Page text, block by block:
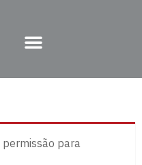
permissão para